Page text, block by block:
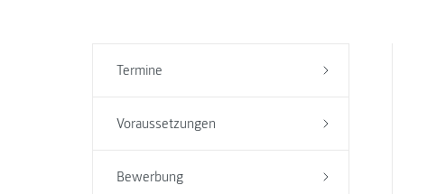
Termine
Voraussetzungen
Bewerbung